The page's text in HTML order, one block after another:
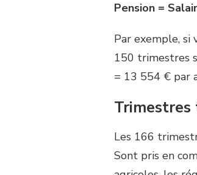
Pension =
Par exemple, si
150 trimestres
= 13 554 € par
Trimestres
Les 166
Sont pris en